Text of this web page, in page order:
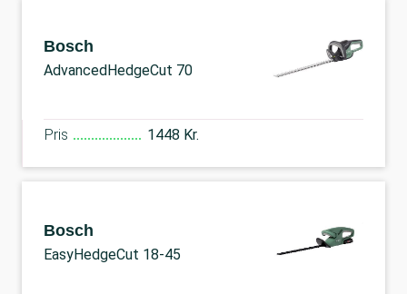
Bosch
AdvancedHedgeCut 70
Pris 1448 Kr.
Bosch
EasyHedgeCut 18-45